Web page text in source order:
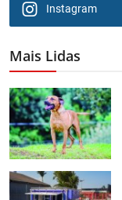
Instagram
Mais Lidas